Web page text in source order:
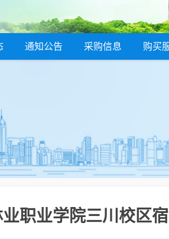
通知公告 采购信息 购买
职业学院三川校区